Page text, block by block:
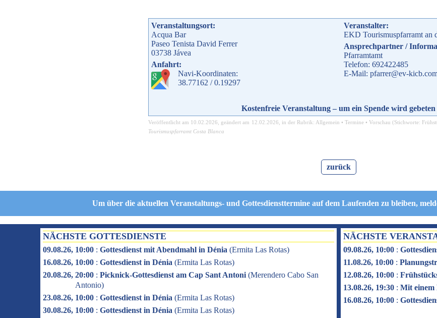
Veranstaltungsort:
Acqua Bar
Paseo Tenista David Ferrer
03738 Jávea
Anfahrt:
Navi-Koordinaten:
38.77162 / 0.19297
Veranstalter:
EKD Tourismuspfarramt an
Ansprechpartner /
Pfarramtamt
Telefon: 692422485
E-Mail: pfarrer@ev-
Kostenfreie Veranstaltung – um ein Spende wird gebeten
Veröffentlicht am 10.02.2026 , geändert am 12.02.2026 , in der Rubrik: Allgemein •Termine • Vorschau (Stichworte:
Tourismuspfarramt Costa Blanca
zurück
Um über die aktuellen Veranstaltungs- und Gottesdiensttermine auf dem Laufenden zu bleiben,
NÄCHSTE GOTTESDIENSTE
09.08.26, 10:00 : Gottesdienst mit Abendmahl in Dénia (Ermita Las Rotas)
16.08.26, 10:00 : Gottesdienst in Dénia (Ermita Las Rotas)
20.08.26, 20:00 : Picknick-Gottesdienst am Cap Sant Antoni (Merendero Cabo San
Antonio)
23.08.26, 10:00 : Gottesdienst in Dénia (Ermita Las Rotas)
30.08.26, 10:00 : Gottesdienst in Dénia (Ermita Las Rotas)
NÄCHSTE
09.08.26, 10:00 :
11.08.26, 10:00 :
12.08.26, 10:00 :
13.08.26, 19:30 : Mit einem
16.08.26, 10:00 :